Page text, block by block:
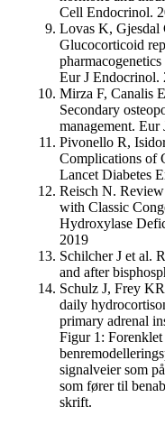
Cell Endocrinol.
Lovas K, Gjesdal
Glucocorticoid
Eur J Endocrinol.
Mirza F, Canalis
Secondary
management.
Pivonello R,
Complications of
Lancet Diabetes
Reisch N.
with Classic
Hydroxylase
2019
Schilcher J et al.
and after
Schulz J, Frey
daily
primary adrenal
Figur 1:
signalveier som
som fører til
skrift.